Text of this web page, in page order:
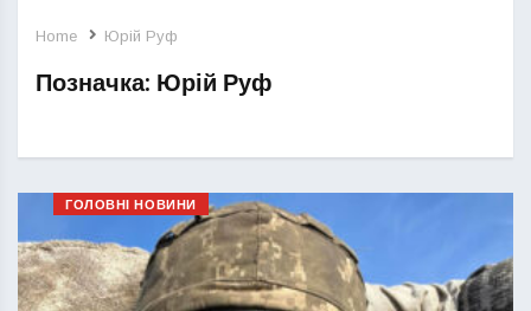
Home Юрій Руф
Позначка: Юрій Руф
ГОЛОВНІ НОВИНИ